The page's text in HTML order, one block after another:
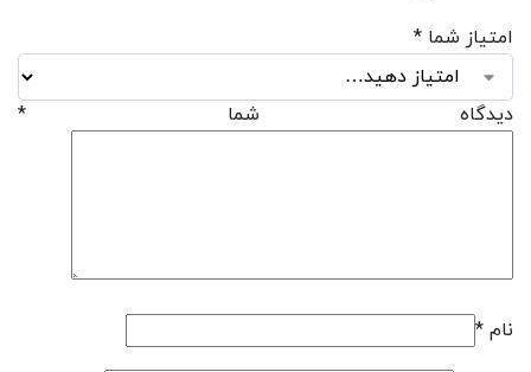
امتیاز شما *
دیدگاه شما *
نام *